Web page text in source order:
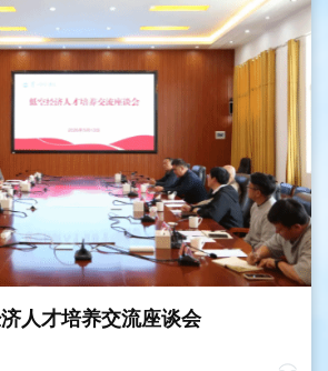
人才培养交流座谈会